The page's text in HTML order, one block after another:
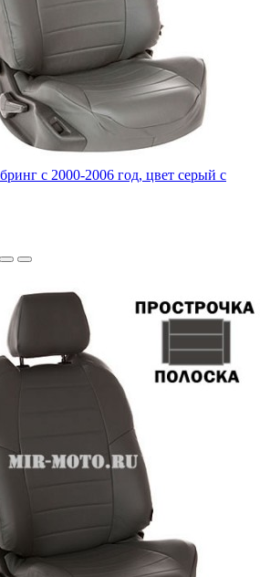
с 2000-2006 год, цвет серый с